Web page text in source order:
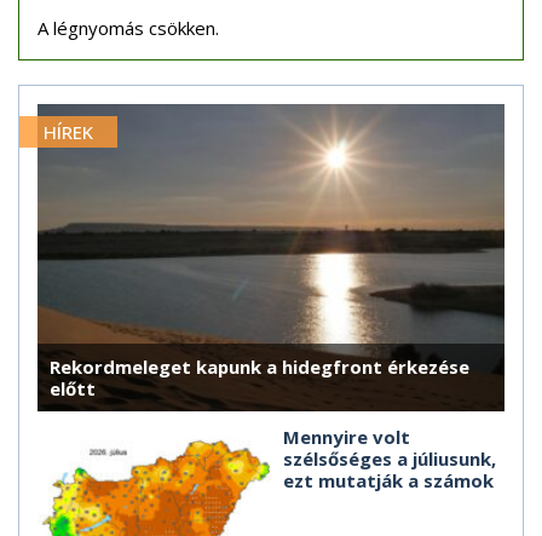
A légnyomás csökken.
HÍREK
Rekordmeleget kapunk a hidegfront érkezése
előtt
Mennyire volt
szélsőséges a júliusunk,
ezt mutatják a számok